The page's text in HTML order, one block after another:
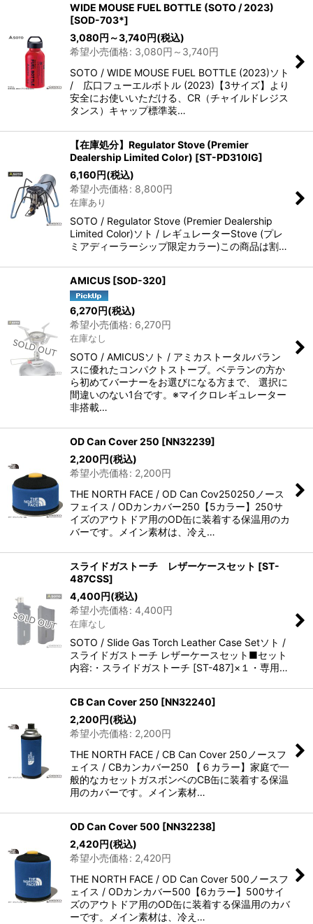
WIDE MOUSE FUEL BOTTLE (SOTO / 2023)
[SOD-703*]
3,080円 ～3,740円(税込)
希望小売価格: 3,080円 ～3,740円
SOTO / WIDE MOUSE FUEL BOTTLE (2023)ソト
/ 広口フューエルボトル (2023)【3サイズ】より
安全にお使いいただける、CR（チャイルドレジス
タンス）キャップ標準装…
【在庫処分】Regulator Stove (Premier
Dealership Limited Color) [ST-PD310IG]
6,160円(税込)
希望小売価格: 8,800円
在庫あり
SOTO / Regulator Stove (Premier Dealership
Limited Color)ソト / レギュレーターStove (プレ
ミアディーラーシップ限定カラー)この商品は割…
AMICUS [SOD-320]
6,270円(税込)
希望小売価格: 6,270円
在庫なし
SOTO / AMICUSソト / アミカストータルバラン
スに優れたコンパクトストーブ。ベテランの方か
ら初めてバーナーをお選びになる方まで、 選択に
間違いのない1台です。※マイクロレギュレーター
非搭載…
OD Can Cover 250 [NN32239]
2,200円(税込)
希望小売価格: 2,200円
THE NORTH FACE / OD Can Cov250250ノース
フェイス / ODカンカバー250【5カラー】250サ
イズのアウトドア用のOD缶に装着する保温用のカ
バーです。メイン素材は、冷え…
スライドガストーチ レザーケースセット [ST-
487CSS]
4,400円(税込)
希望小売価格: 4,400円
在庫なし
SOTO / Slide Gas Torch Leather Case Setソト /
スライドガストーチ レザーケースセット■セット
内容:・スライドガストーチ [ST-487]×１・専用…
CB Can Cover 250 [NN32240]
2,200円(税込)
希望小売価格: 2,200円
THE NORTH FACE / CB Can Cover 250ノースフ
ェイス / CBカンカバー250 【６カラー】家庭で一
般的なカセットガスボンベのCB缶に装着する保温
用のカバーです。メイン素材…
OD Can Cover 500 [NN32238]
2,420円(税込)
希望小売価格: 2,420円
THE NORTH FACE / OD Can Cover 500ノースフ
ェイス / ODカンカバー500【6カラー】500サイ
ズのアウトドア用のOD缶に装着する保温用のカバ
ーです。メイン素材は、冷え…